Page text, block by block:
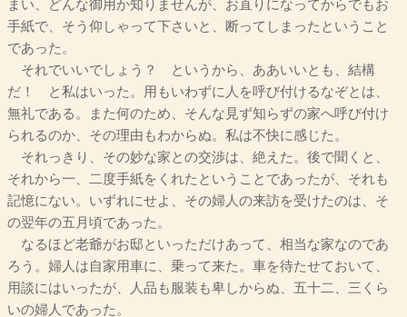
まい、どんな御用か知りませんが、お直りになってからでもお
手紙で、そう仰しゃって下さいと、断ってしまったということ
であった。
それでいいでしょう？ というから、ああいいとも、結構
だ！ と私はいった。用もいわずに人を呼び付けるなぞとは、
無礼である。また何のため、そんな見ず知らずの家へ呼び付け
られるのか、その理由もわからぬ。私は不快に感じた。
それっきり、その妙な家との交渉は、絶えた。後で聞くと、
それから一、二度手紙をくれたということであったが、それも
記憶にない。いずれにせよ、その婦人の来訪を受けたのは、そ
の翌年の五月頃であった。
なるほど老爺がお邸といっただけあって、相当な家なのであ
ろう。婦人は自家用車に、乗って来た。車を待たせておいて、
用談にはいったが、人品も服装も卑しからぬ、五十二、三くら
いの婦人であった。